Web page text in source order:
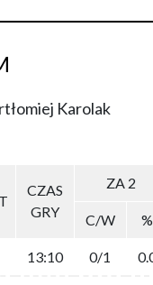
Karolak
CZAS
GRY
ZA 2
C/W %
13:10 0/1
CZAS
GRY
ZA 2
C/W %
13:10 0/1